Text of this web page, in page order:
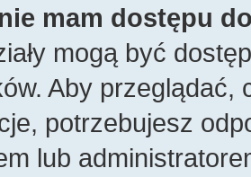
mam dostępu
mogą być
Aby
potrzebujesz
lub